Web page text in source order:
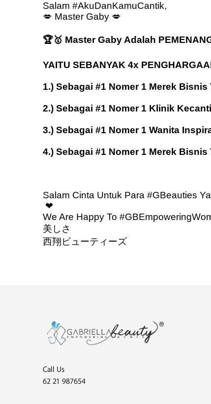
Salam #AkuDanKamuCantik,
💋 Master Gaby 💋
🏆🥇 Master Gaby Adalah
YAITU SEBANYAK 4x
1.) Sebagai #1 Nomer 1 Merek Bisnis
2.) Sebagai #1 Nomer 1 Klinik
3.) Sebagai #1 Nomer 1 Wanita
4.) Sebagai #1 Nomer 1 Merek
Salam Cinta Untuk Para #GBeauties
❤
We Are Happy To
美しさ
西翔ビューティーズ
Call Us
62 21 987654